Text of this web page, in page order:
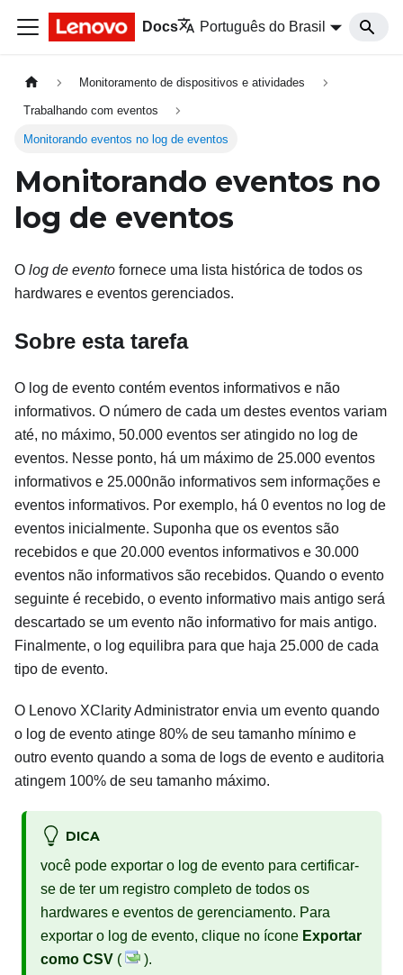
Docs Português do Brasil
Monitoramento de dispositivos e atividades
Trabalhando com eventos
Monitorando eventos no log de eventos
Monitorando eventos no
log de eventos
O log de evento fornece uma lista histórica de todos os
hardwares e eventos gerenciados.
Sobre esta tarefa
O log de evento contém eventos informativos e não
informativos. O número de cada um destes eventos variam
até, no máximo, 50.000 eventos ser atingido no log de
eventos. Nesse ponto, há um máximo de 25.000 eventos
informativos e 25.000não informativos sem informações e
eventos informativos. Por exemplo, há 0 eventos no log de
eventos inicialmente. Suponha que os eventos são
recebidos e que 20.000 eventos informativos e 30.000
eventos não informativos são recebidos. Quando o evento
seguinte é recebido, o evento informativo mais antigo será
descartado se um evento não informativo for mais antigo.
Finalmente, o log equilibra para que haja 25.000 de cada
tipo de evento.
O Lenovo XClarity Administrator envia um evento quando
o log de evento atinge 80% de seu tamanho mínimo e
outro evento quando a soma de logs de evento e auditoria
atingem 100% de seu tamanho máximo.
DICA
você pode exportar o log de evento para certificar-
se de ter um registro completo de todos os
hardwares e eventos de gerenciamento. Para
exportar o log de evento, clique no ícone Exportar
como CSV ( ).